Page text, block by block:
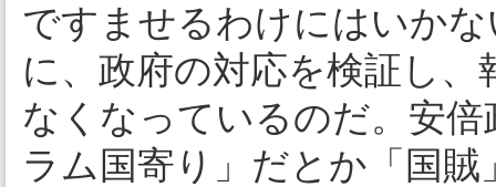
ですませるわけにはいか
に、政府の対応を検証し
なくなっているのだ。安
ラム国寄り」だとか「国